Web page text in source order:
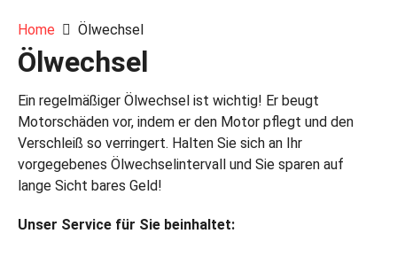
Home Ölwechsel
Ölwechsel
Ein regelmäßiger Ölwechsel ist wichtig! Er beugt
Motorschäden vor, indem er den Motor pflegt und den
Verschleiß so verringert. Halten Sie sich an Ihr
vorgegebenes Ölwechselintervall und Sie sparen auf
lange Sicht bares Geld!
Unser Service für Sie beinhaltet: